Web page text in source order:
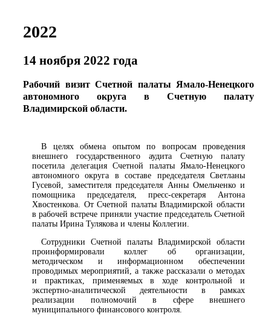
2022
14 ноября 2022 года
Рабочий визит Счетной палаты Ямало-Ненецкого
автономного округа в Счетную палату
Владимирской области.
В целях обмена опытом по вопросам проведения
внешнего государственного аудита Счетную палату
посетила делегация Счетной палаты Ямало-Ненецкого
автономного округа в составе председателя Светланы
Гусевой, заместителя председателя Анны Омельченко и
помощника председателя, пресс-секретаря Антона
Хвостенкова. От Счетной палаты Владимирской области
в рабочей встрече приняли участие председатель Счетной
палаты Ирина Тулякова и члены Коллегии.
Сотрудники Счетной палаты Владимирской области
проинформировали коллег об организации,
методическом и информационном обеспечении
проводимых мероприятий, а также рассказали о методах
и практиках, применяемых в ходе контрольной и
экспертно-аналитической деятельности в рамках
реализации полномочий в сфере внешнего
муниципального финансового контроля.